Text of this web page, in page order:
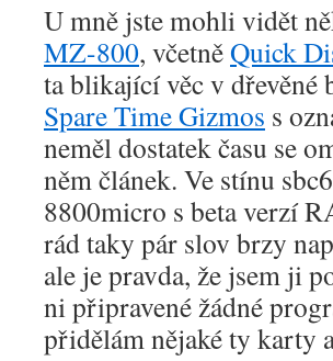
U mně jste mohli vidět
MZ-800, včetněQuick
ta blikající věc v dřevěné
Spare Time Gizmos s
neměl dostatek času se
něm článek. Ve stínu
8800micro s beta verzí
rád taky pár slov brzy
ale je pravda, že jsem ji
ni připravené žádné
přidělám nějaké ty karty